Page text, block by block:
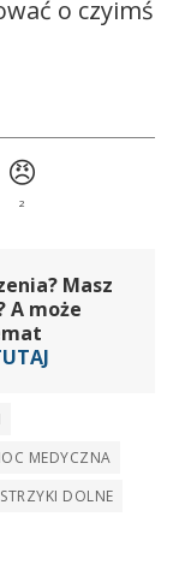
o czyimś
Masz
A może
MEDYCZNA
DOLNE